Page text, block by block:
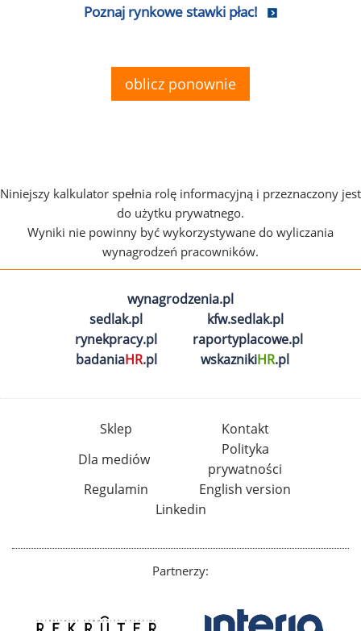
Poznaj rynkowe stawki płac!
oblicz ponownie
Niniejszy kalkulator spełnia rolę informacyjną i przeznaczony jest
do użytku prywatnego.
Wyniki nie powinny być wykorzystywane do wyliczania
wynagrodzeń pracowników.
wynagrodzenia.pl
sedlak.pl
kfw.sedlak.pl
rynekpracy.pl
raportyplacowe.pl
badaniaHR.pl wskaznikiHR.pl
Sklep
Kontakt
Dla mediów
Polityka
prywatności
Regulamin
English version
Linkedin
Partnerzy: